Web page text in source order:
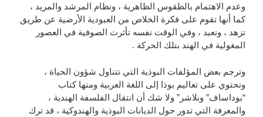
وعدم الاهتمام بالطقوس الظاهرية ، ونظام المرشد والمريد ،
كما أنها تقوم على فكرة الخلاص من العبودية الأرضية عن طريق
تزهد ، وتعبد ، وفي الوقت نفسه تأثرت الصوفية في العصور
المغولية في الهند بتلك الحركة .
وترجم بعض المؤلفات البوذية التي تتناول شؤون الحياة ،
وتحتوي على تعاليم بوذا إلى اللغة العربية ومنها كتاب
“بوداساف” وبلاشر” ولا شك أن انتقال الفلسفة الهندية ،
والمعرفة التي تدور حول الديانات البوذية والهندوكية ، قد ترك